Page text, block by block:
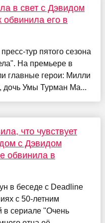
в свет с Дэвидом
обвинила его в
тур пятого сезона
На премьере в
главные герои: Милли
дочь Умы Турман Ма...
что чувствует
с Дэвидом
обвинила в
в беседе с Deadline
с 50-летним
в сериале "Очень